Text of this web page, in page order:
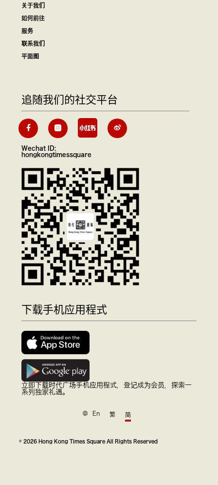
关于我们
如何前往
服务
联系我们
平面图
追随我们的社交平台
Wechat ID:
hongkongtimessquare
下载手机应用程式
立即下载时代广场手机应用程式，登记成为会员，探索一
系列独家礼遇。
En 繁 简
© 2026 Hong Kong Times Square All Rights Reserved